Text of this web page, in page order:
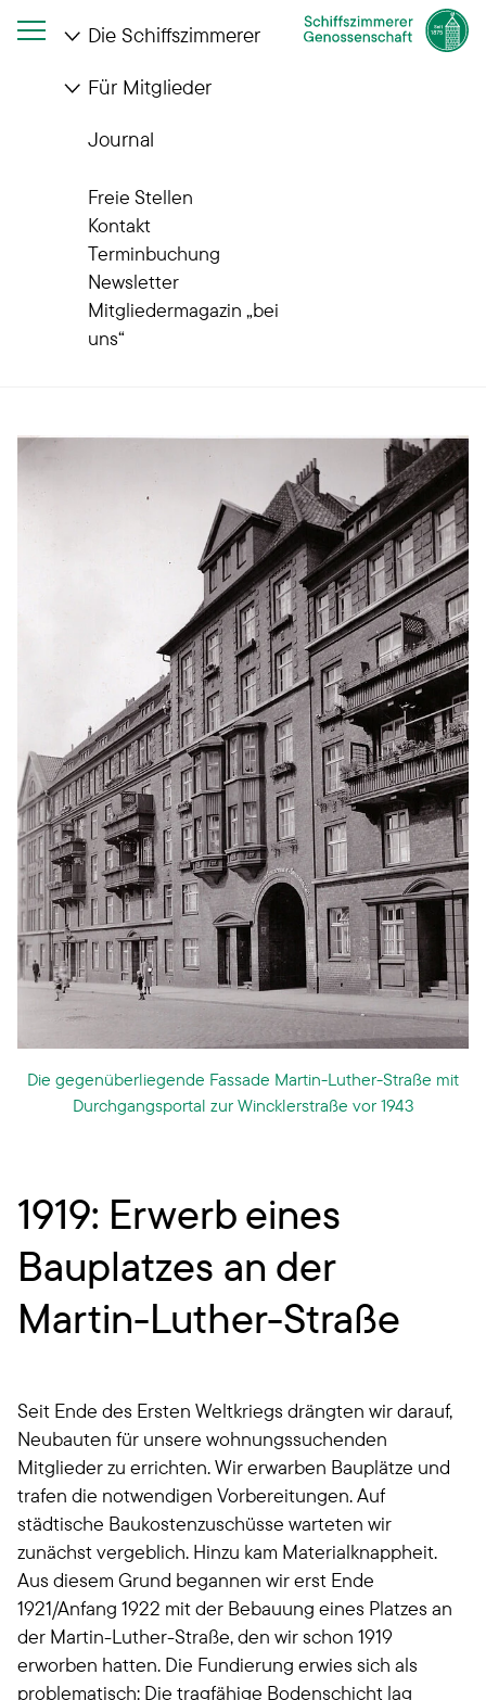
Die Schiffszimmerer
Für Mitglieder
Journal
Freie Stellen
Kontakt
Terminbuchung
Newsletter
Mitgliedermagazin „bei
uns“
Startseite
Die Schiffszimmerer Wohnanlagen
Unsere Quartiere im Wandel
Martin-Luther-Straße: Im
Schatten des
Wahrzeichens
Die gegenüberliegende Fassade Martin-Luther-Straße mit
Durchgangsportal zur Wincklerstraße vor 1943
​​​​​​​1919: Erwerb eines
Bauplatzes an der
Martin-Luther-Straße
Seit Ende des Ersten Weltkriegs drängten wir darauf,
Neubauten für unsere wohnungssuchenden
Mitglieder zu errichten. Wir erwarben Bauplätze und
trafen die notwendigen Vorbereitungen. Auf
städtische Baukostenzuschüsse warteten wir
zunächst vergeblich. Hinzu kam Materialknappheit.
Aus diesem Grund begannen wir erst Ende
1921/Anfang 1922 mit der Bebauung eines Platzes an
der Martin-Luther-Straße, den wir schon 1919
erworben hatten. Die Fundierung erwies sich als
problematisch: Die tragfähige Bodenschicht lag